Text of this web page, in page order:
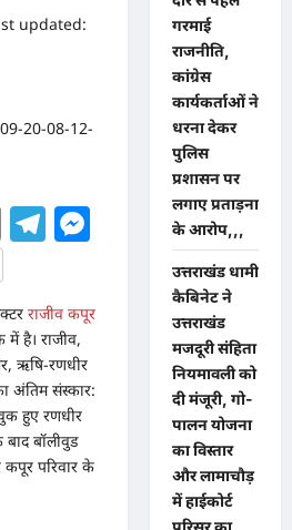
updated:
EmailTelegram
Messenger
राजीव कपूर
है। राजीव,
ऋष‍ि-रणधीर
अंतिम संस्कार:
हुए रणधीर
बॉलीवुड
पर‍िवार के
गरमाई
राजनीति,
कांग्रेस
कार्यकर्ताओं ने
धरना देकर
पुलिस
प्रशासन पर
लगाए प्रताड़ना
के आरोप,,,
उत्तराखंड धामी
कैबिनेट ने
उत्तराखंड
मजदूरी संहिता
नियमावली को
दी मंजूरी, गो-
पालन योजना
का विस्तार
और लामाचौड़
में हाईकोर्ट
परिसर का